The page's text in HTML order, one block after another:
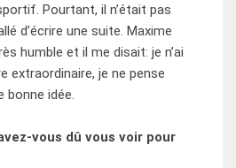
Pourtant, il n’était pas
d’écrire une suite. Maxime
humble et il me disait: je n’ai
extraordinaire, je ne pense
bonne idée.
vous dû vous voir pour